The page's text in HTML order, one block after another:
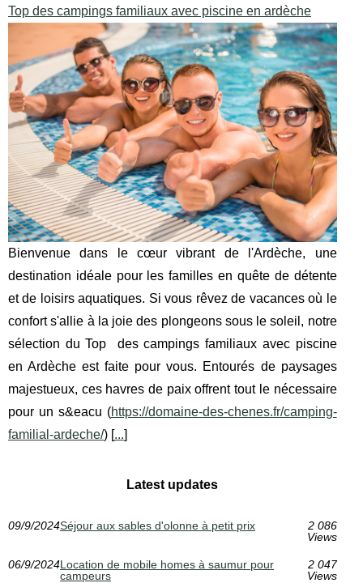
Top des campings familiaux avec piscine en ardèche
Bienvenue dans le cœur vibrant de l'Ardèche, une
destination idéale pour les familles en quête de détente
et de loisirs aquatiques. Si vous rêvez de vacances où le
confort s'allie à la joie des plongeons sous le soleil, notre
sélection du Top des campings familiaux avec piscine
en Ardèche est faite pour vous. Entourés de paysages
majestueux, ces havres de paix offrent tout le nécessaire
pour un s&eacu (https://domaine-des-chenes.fr/camping-
familial-ardeche/) [...]
Latest updates
09/9/2024Séjour aux sables d'olonne à petit prix
2 086
Views
06/9/2024Location de mobile homes à saumur pour
campeurs
2 047
Views